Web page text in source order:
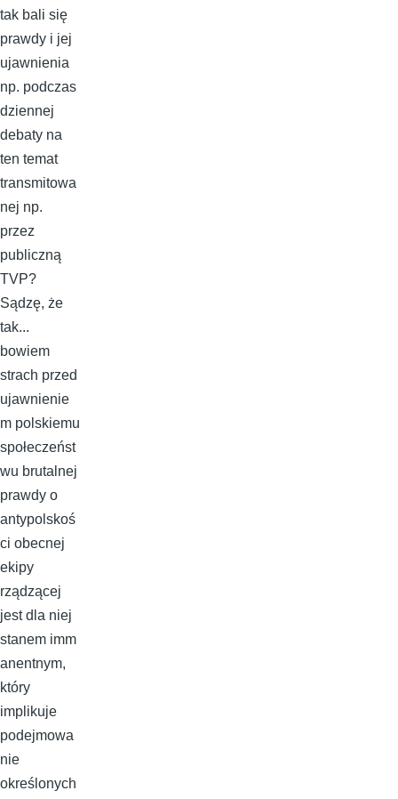
tak bali się
prawdy i jej
ujawnienia
np. podczas
dziennej
debaty na
ten temat
transmitowa
nej np.
przez
publiczną
TVP?
Sądzę, że
tak...
bowiem
strach przed
ujawnienie
m polskiemu
społeczeńst
wu brutalnej
prawdy o
antypolskoś
ci obecnej
ekipy
rządzącej
jest dla niej
stanem imm
anentnym,
który
implikuje
podejmowa
nie
określonych